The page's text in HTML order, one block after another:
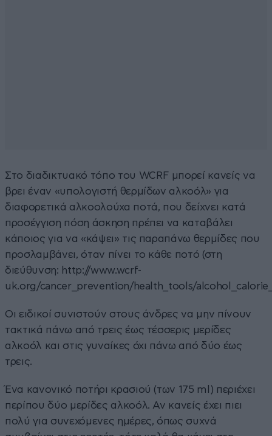
Στο διαδικτυακό τόπο του WCRF μπορεί κανείς να
βρει έναν «υπολογιστή θερμίδων αλκοόλ» για
διαφορετικά αλκοολούχα ποτά, που δείχνει κατά
προσέγγιση πόση άσκηση πρέπει να καταβάλει
κάποιος για να «κάψει» τις παραπάνω θερμίδες που
προσλαμβάνει, όταν πίνει το κάθε ποτό (στη
διεύθυνση: http://www.wcrf-
uk.org/cancer_prevention/health_tools/
Οι ειδικοί συνιστούν στους άνδρες να μην πίνουν
τακτικά πάνω από τρεις έως τέσσερις μερίδες
αλκοόλ και στις γυναίκες όχι πάνω από δύο έως
τρεις.
Ένα κανονικό ποτήρι κρασιού (των 175 ml) περιέχει
περίπου δύο μερίδες αλκοόλ. Αν κανείς έχει πιει
πολύ για συνεχόμενες ημέρες, όπως συχνά